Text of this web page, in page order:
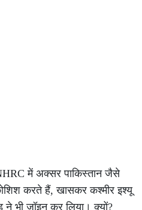
में अक्सर पाकिस्तान जैसे
करते हैं, खासकर कश्मीर इश्यू
भी जॉइन कर लिया। क्यों?